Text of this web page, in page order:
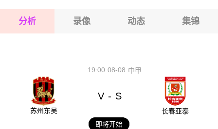
2026-08-16 【国际友谊】 阿尔巴尼亚VS以色列
分析 录像 动态 集锦
08-08
19:00 中甲
苏州东吴
V - S
长春亚泰
即将开始